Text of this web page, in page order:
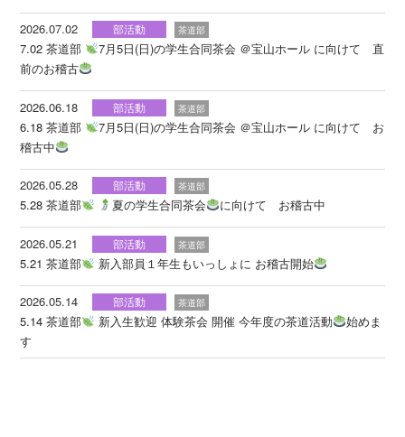
2026.07.02 部活動 茶道部
7.02 茶道部
7月5日(日)の学生合同茶会 ＠宝山ホール に向けて 直
前のお稽古
2026.06.18 部活動 茶道部
6.18 茶道部
7月5日(日)の学生合同茶会 ＠宝山ホール に向けて お
稽古中
2026.05.28 部活動 茶道部
5.28 茶道部 夏の学生合同茶会 に向けて お稽古中
2026.05.21 部活動 茶道部
5.21 茶道部 新入部員１年生もいっしょに お稽古開始
2026.05.14 部活動 茶道部
5.14 茶道部 新入生歓迎 体験茶会 開催 今年度の茶道活動
始めま
す